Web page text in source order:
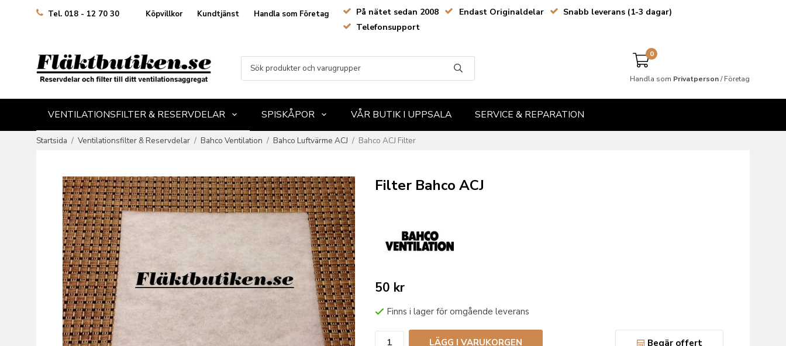
Tel. 018 - 12 70 30 Köpvillkor Kundtjänst Handla som Företag På nätet sedan 2008 Endast Originaldelar
Snabb leverans (1-3 dagar)
Telefonsupport
0
Handla som Privatperson/Företag
VENTILATIONSFILTER & RESERVDELAR SPISKÅPOR VÅR BUTIK I UPPSALA SERVICE & REPARATION
Startsida / Ventilationsfilter & Reservdelar / Bahco Ventilation / Bahco Luftvärme ACJ / Bahco ACJ Filter
Filter Bahco ACJ
50 kr
Finns i lager för omgående leverans
LÄGG I VARUKORGEN Begär offert